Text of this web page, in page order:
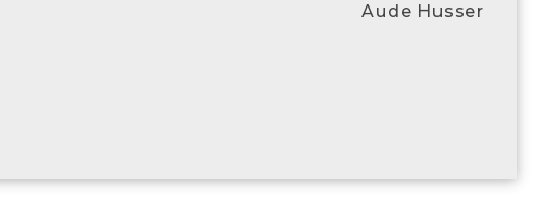
Aude Husser